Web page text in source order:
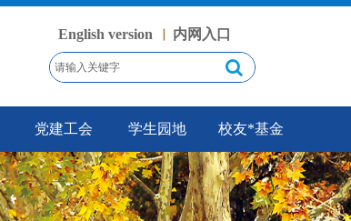
English version 内网入口
党建工会 学生园地 校友*基金